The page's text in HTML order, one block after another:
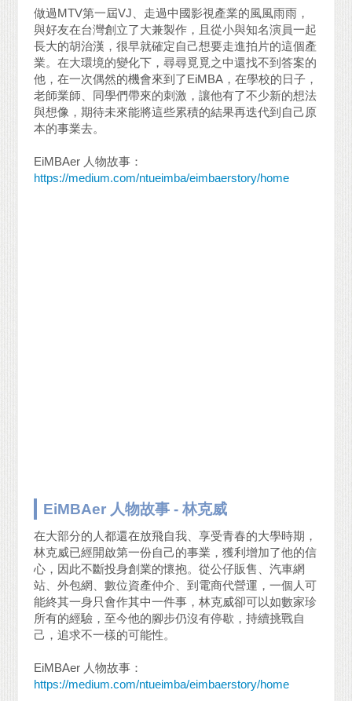
做過MTV第一屆VJ、走過中國影視產業的風風雨雨，
與好友在台灣創立了大兼製作，且從小與知名演員一起
長大的胡治漢，很早就確定自己想要走進拍片的這個產
業。在大環境的變化下，尋尋覓覓之中還找不到答案的
他，在一次偶然的機會來到了EiMBA，在學校的日子，
老師業師、同學們帶來的刺激，讓他有了不少新的想法
與想像，期待未來能將這些累積的結果再迭代到自己原
本的事業去。
EiMBAer 人物故事：
https://medium.com/ntueimba/eimbaerstory/home
EiMBAer 人物故事 - 林克威
在大部分的人都還在放飛自我、享受青春的大學時期，
林克威已經開啟第一份自己的事業，獲利增加了他的信
心，因此不斷投身創業的懷抱。從公仔販售、汽車網
站、外包網、數位資產仲介、到電商代營運，一個人可
能終其一身只會作其中一件事，林克威卻可以如數家珍
所有的經驗，至今他的腳步仍沒有停歇，持續挑戰自
己，追求不一樣的可能性。
EiMBAer 人物故事：
https://medium.com/ntueimba/eimbaerstory/home